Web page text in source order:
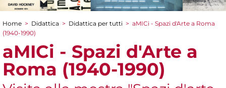
Tu sei qui
Home > Didattica > Didattica per tutti > aMICi - Spazi d'Arte a Roma
(1940-1990)
aMICi - Spazi d'Arte a
Roma (1940-1990)